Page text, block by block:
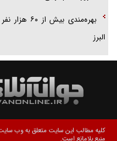
بهره‌مندی
البرز
کلیه مطالب این سایت متعلق به وب سایت
منبع بلامانع است.